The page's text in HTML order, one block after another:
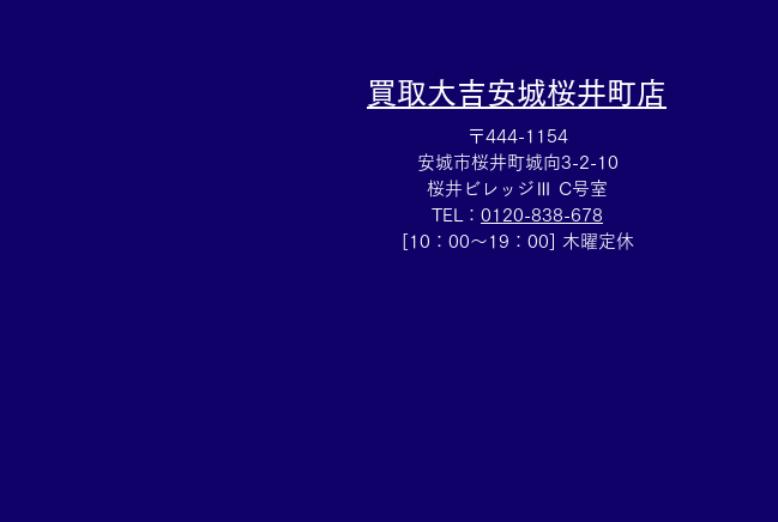
買取大吉安城桜井町店
〒444-1154
安城市桜井町城向3-2-10
桜井ビレッジⅢ C号室
TEL： 0120-838-678
[10：00～19：00] 木曜定休